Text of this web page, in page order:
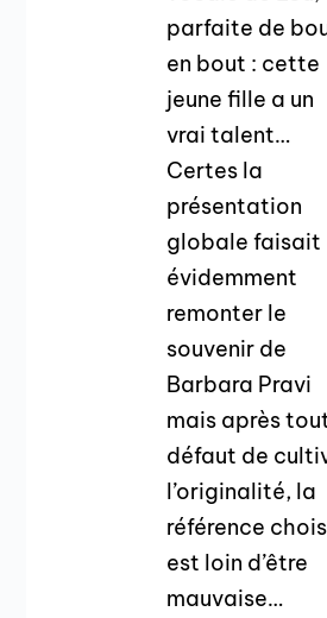
parfaite de
en bout : cette
jeune fille a un
vrai talent…
Certes la
présentation
globale faisait
évidemment
remonter le
souvenir de
Barbara Pravi
mais après
défaut de
l’originalité, la
référence
est loin d’être
mauvaise…